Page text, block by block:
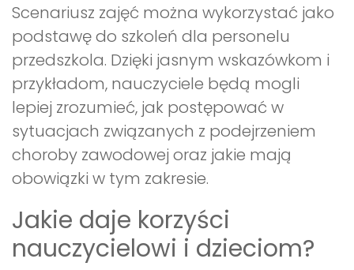
Scenariusz zajęć można wykorzystać jako
podstawę do szkoleń dla personelu
przedszkola. Dzięki jasnym wskazówkom i
przykładom, nauczyciele będą mogli
lepiej zrozumieć, jak postępować w
sytuacjach związanych z podejrzeniem
choroby zawodowej oraz jakie mają
obowiązki w tym zakresie.
Jakie daje korzyści
nauczycielowi i dzieciom?